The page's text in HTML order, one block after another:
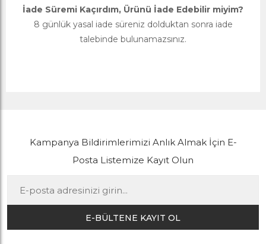
İade Süremi Kaçırdım, Ürünü İade Edebilir miyim?
8 günlük yasal iade süreniz dolduktan sonra iade
talebinde bulunamazsınız.
Kampanya Bildirimlerimizi Anlık Almak İçin E-
Posta Listemize Kayıt Olun
E-BÜLTENE KAYIT OL